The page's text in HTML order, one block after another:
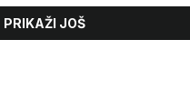
PRIKAŽI JOŠ